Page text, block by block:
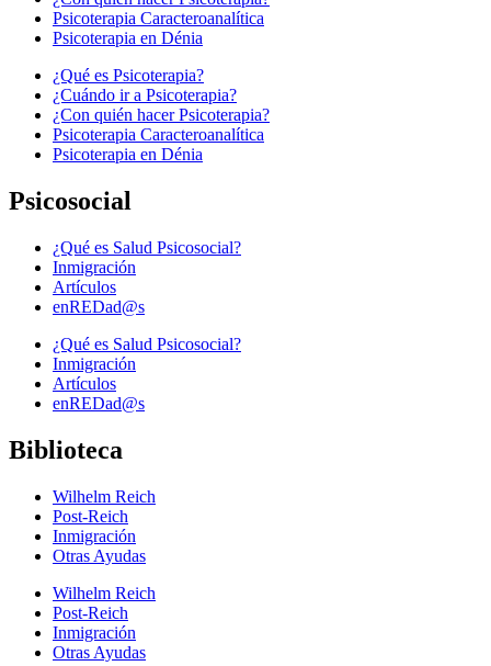
Psicoterapia Caracteroanalítica
Psicoterapia en Dénia
¿Qué es Psicoterapia?
¿Cuándo ir a Psicoterapia?
¿Con quién hacer Psicoterapia?
Psicoterapia Caracteroanalítica
Psicoterapia en Dénia
Psicosocial
¿Qué es Salud Psicosocial?
Inmigración
Artículos
enREDad@s
¿Qué es Salud Psicosocial?
Inmigración
Artículos
enREDad@s
Biblioteca
Wilhelm Reich
Post-Reich
Inmigración
Otras Ayudas
Wilhelm Reich
Post-Reich
Inmigración
Otras Ayudas